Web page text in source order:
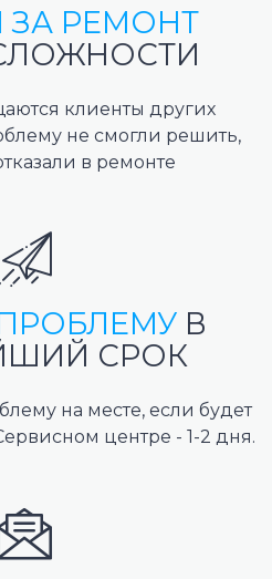
ЗА РЕМОНТ
клиенты других
не смогли решить,
в ремонте
В
СРОК
на месте, если будет
центре - 1-2 дня.